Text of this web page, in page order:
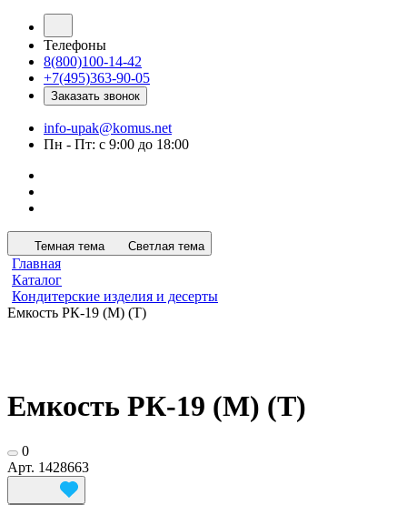
Телефоны
8(800)100-14-42
+7(495)363-90-05
Заказать звонок
info-upak@komus.net
Пн - Пт: с 9:00 до 18:00
Темная тема Светлая тема
Главная
Каталог
Кондитерские изделия и десерты
Емкость РК-19 (М) (Т)
Емкость РК-19 (М) (Т)
0
Арт. 1428663